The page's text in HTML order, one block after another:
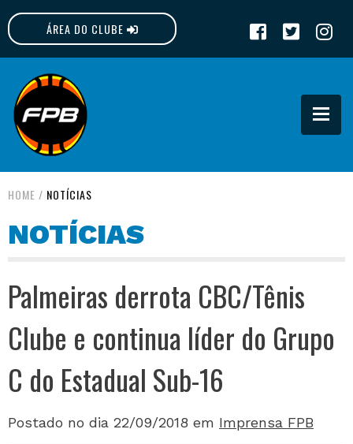
ÁREA DO CLUBE
FPB
HOME / NOTÍCIAS
NOTÍCIAS
Palmeiras derrota CBC/Tênis
Clube e continua líder do Grupo
C do Estadual Sub-16
Postado no dia 22/09/2018 em Imprensa FPB